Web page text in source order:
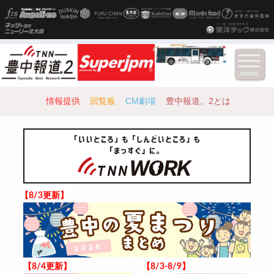
情報提供 回覧板 CM劇場 豊中報道。2とは
【8/3更新】
【8/4更新】 【8/3-8/9】
menu